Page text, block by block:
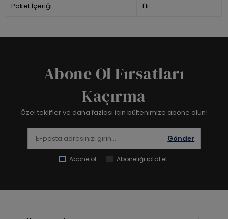
Paket İçeriği 1'li
Abone Ol Fırsatları
Kaçırma
Özel teklifler ve daha fazlası için bültenimize abone olun!
Gönder
Abone ol Aboneliği iptal et